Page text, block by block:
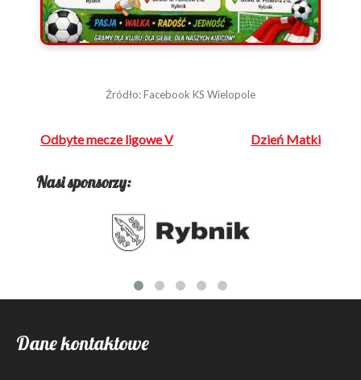
Źródło: Facebook KS Wielopole
Nawigacja
Odbyte mecze ligowe V Dzień Matki
Nasi sponsorzy:
Dane kontaktowe